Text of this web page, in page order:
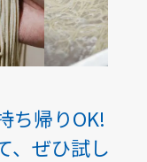
ち帰りOK!
、ぜひ試し